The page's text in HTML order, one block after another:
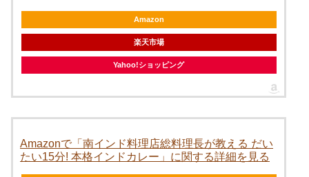
Amazon
楽天市場
Yahoo!ショッピング
Amazonで「南インド料理店総料理長が教える だい
たい15分! 本格インドカレー」に関する詳細を見る